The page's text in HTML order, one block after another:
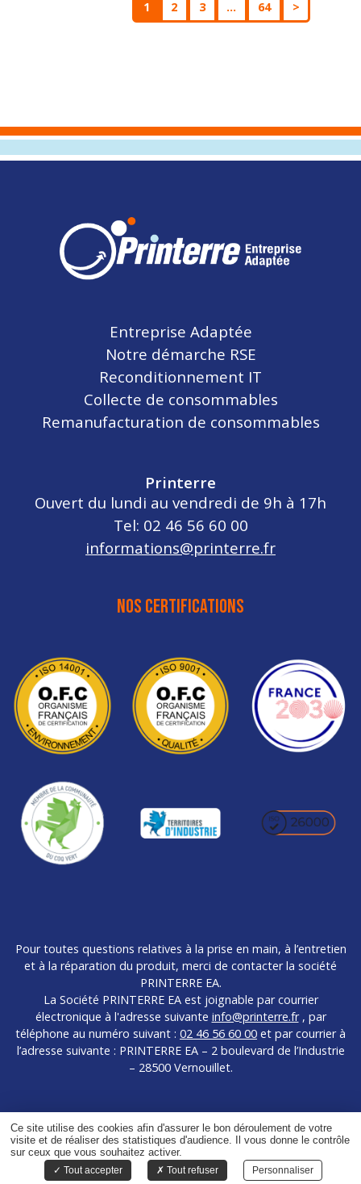
1 2 3 ... 64 >
Entreprise Adaptée
Notre démarche RSE
Reconditionnement IT
Collecte de consommables
Remanufacturation de consommables
Printerre
Ouvert du lundi au vendredi de 9h à 17h
Tel: 02 46 56 60 00
informations@printerre.fr
NOS CERTIFICATIONS
Pour toutes questions relatives à la prise en main, à l’entretien
et à la réparation du produit, merci de contacter la société
PRINTERRE EA.
La Société PRINTERRE EA est joignable par courrier
électronique à l'adresse suivante info@printerre.fr, par
téléphone au numéro suivant : 02 46 56 60 00 et par courrier à
l’adresse suivante : PRINTERRE EA – 2 boulevard de l’Industrie
– 28500 Vernouillet.
©Copyright 2024 -
Mentions légalesGestion des cookies
Ce site utilise des cookies afin d'assurer le bon déroulement de votre
visite et de réaliser des statistiques d'audience. Il vous donne le contrôle
sur ceux que vous souhaitez activer.
Tout accepter Tout refuser Personnaliser